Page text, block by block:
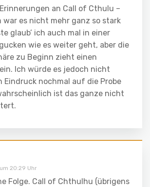
an Call of Cthulu –
war es nicht mehr ganz so stark
glaub’ ich auch mal in einer
wie es weiter geht, aber die
zu Beginn zieht einen
Ich würde es jedoch nicht
Eindruck nochmal auf die Probe
ist das ganze nicht
20:29 Uhr
Folge. Call of Chthulhu (übrigens